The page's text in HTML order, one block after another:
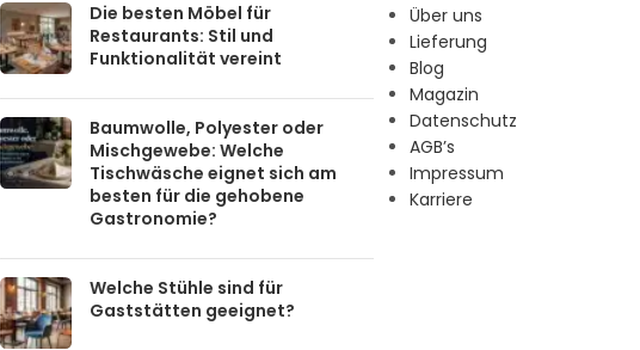
Die besten Möbel für
Restaurants: Stil und
Funktionalität vereint
Baumwolle, Polyester oder
Mischgewebe: Welche
Tischwäsche eignet sich am
besten für die gehobene
Gastronomie?
Welche Stühle sind für
Gaststätten geeignet?
Über uns
Lieferung
Blog
Magazin
Datenschutz
AGB’s
Impressum
Karriere